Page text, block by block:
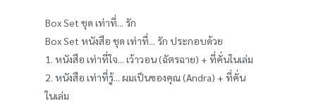
Box Set ชุด เท่าที่... รัก
Box Set หนังสือ ชุด เท่าที่... รัก ประกอบด้วย
1. หนังสือ เท่าที่ใจ... เว้าวอน(ฉัตรฉาย) + ที่คั่นในเล่ม
2. หนังสือ เท่าที่รู้... ผมเป็นของคุณ(Andra) + ที่คั่น
ในเล่ม